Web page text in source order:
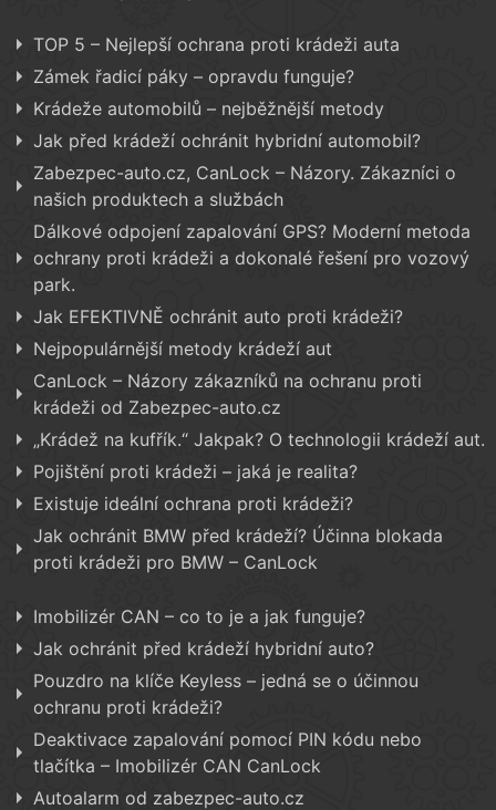
TOP 5 – Nejlepší ochrana proti krádeži auta
Zámek řadicí páky – opravdu funguje?
Krádeže automobilů – nejběžnější metody
Jak před krádeží ochránit hybridní automobil?
Zabezpec-auto.cz, CanLock – Názory. Zákazníci o
našich produktech a službách
Dálkové odpojení zapalování GPS? Moderní metoda
ochrany proti krádeži a dokonalé řešení pro vozový
park.
Jak EFEKTIVNĚ ochránit auto proti krádeži?
Nejpopulárnější metody krádeží aut
CanLock – Názory zákazníků na ochranu proti
krádeži od Zabezpec-auto.cz
„Krádež na kufřík.“ Jakpak? O technologii krádeží aut.
Pojištění proti krádeži – jaká je realita?
Existuje ideální ochrana proti krádeži?
Jak ochránit BMW před krádeží? Účinna blokada
proti krádeži pro BMW – CanLock
Imobilizér CAN – co to je a jak funguje?
Jak ochránit před krádeží hybridní auto?
Pouzdro na klíče Keyless – jedná se o účinnou
ochranu proti krádeži?
Deaktivace zapalování pomocí PIN kódu nebo
tlačítka – Imobilizér CAN CanLock
Autoalarm od zabezpec-auto.cz